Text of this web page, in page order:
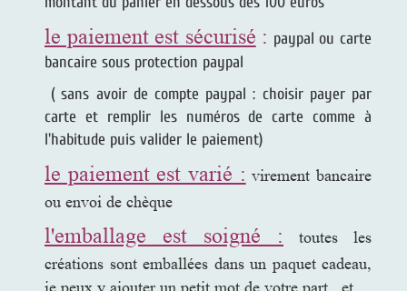
le paiement est sécurisé : paypal ou carte
bancaire sous protection paypal
( sans avoir de compte paypal : choisir payer par
carte et remplir les numéros de carte comme à
l'habitude puis valider le paiement)
le paiement est varié : virement bancaire
ou envoi de chèque
l'emballage est soigné :
toutes les
créations sont emballées dans un paquet cadeau,
je peux y ajouter un petit mot de votre part...et ,